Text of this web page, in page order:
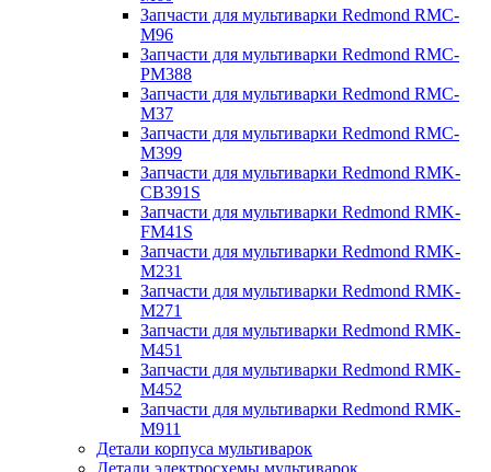
Запчасти для мультиварки Redmond RMC-
M96
Запчасти для мультиварки Redmond RMC-
PM388
Запчасти для мультиварки Redmond RMC-
M37
Запчасти для мультиварки Redmond RMC-
M399
Запчасти для мультиварки Redmond RMK-
CB391S
Запчасти для мультиварки Redmond RMK-
FM41S
Запчасти для мультиварки Redmond RMK-
M231
Запчасти для мультиварки Redmond RMK-
M271
Запчасти для мультиварки Redmond RMK-
M451
Запчасти для мультиварки Redmond RMK-
M452
Запчасти для мультиварки Redmond RMK-
M911
Детали корпуса мультиварок
Детали электросхемы мультиварок